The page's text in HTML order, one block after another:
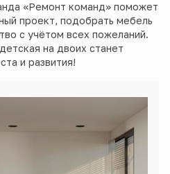
«Ремонт команд» поможет
проект, подобрать мебель
с учётом всех пожеланий.
на двоих станет
и развития!